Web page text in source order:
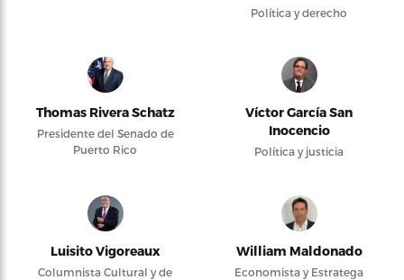
Política y derecho
Thomas Rivera Schatz
Presidente del Senado de
Puerto Rico
Víctor García San
Inocencio
Política y justicia
Luisito Vigoreaux
Columnista Cultural y de
William Maldonado
Economista y Estratega